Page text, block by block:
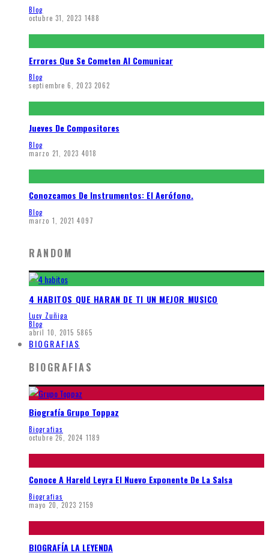
Blog
octubre 31, 2023 1488
Errores Que Se Cometen Al Comunicar
Blog
septiembre 6, 2023 2062
Jueves De Compositores
Blog
marzo 21, 2023 4018
Conozcamos De Instrumentos: El Aerófono.
Blog
marzo 1, 2021 4097
RANDOM
4 HABITOS QUE HARAN DE TI UN MEJOR MUSICO
Lucy Zuñiga
Blog
abril 10, 2015 5865
BIOGRAFIAS
BIOGRAFIAS
Biografía Grupo Toppaz
Biografias
octubre 26, 2024 1189
Conoce A Hareld Leyra El Nuevo Exponente De La Salsa
Biografias
mayo 20, 2023 2159
BIOGRAFÍA LA LEYENDA